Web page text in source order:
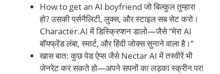
How to get an AI boyfriend जो बिल्कुल तुम्हारा
हो? उसकी पर्सनैलिटी, लुक्स, और स्टाइल सब सेट करो।
Character.AI में डिस्क्रिप्शन डालो—जैसे “मेरा AI
बॉयफ्रेंड लंबा, स्मार्ट, और हिंदी जोक्स सुनाने वाला है।”
खास बात: कुछ पेड ऐप्स जैसे Nectar AI में तस्वीरें भी
जेनरेट कर सकते हो—अपने सपनों का लड़का स्क्रीन पर!